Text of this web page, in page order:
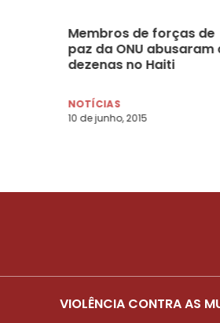
Membros de forças de
paz da ONU abusaram
dezenas no Haiti
NOTÍCIAS
10 de junho, 2015
VIOLÊNCIA CONTRA AS